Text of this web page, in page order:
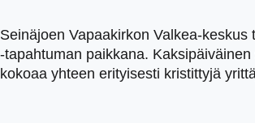
Seinäjoen Vapaakirkon Valkea-keskus
-tapahtuman paikkana. Kaksipäiväinen
kokoaa yhteen erityisesti kristittyjä